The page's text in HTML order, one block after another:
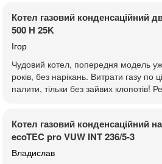
Котел газовий конденсаційний
500 H 25K
Ігор
Чудовий котел, попередня модель
років, без нарікань. Витрати газу по
палити, тільки без зайвих клопотів!
Котел газовий конденсаційний
ecoTEC pro VUW INT 236/5-3
Владислав